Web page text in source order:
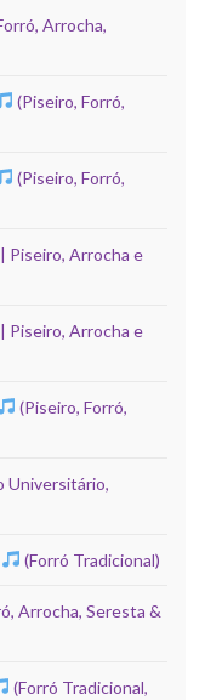
Arrocha,
(Piseiro, Forró,
(Piseiro, Forró,
Piseiro, Arrocha e
Piseiro, Arrocha e
(Piseiro, Forró,
Universitário,
(Forró Tradicional)
Arrocha, Seresta &
(Forró Tradicional,